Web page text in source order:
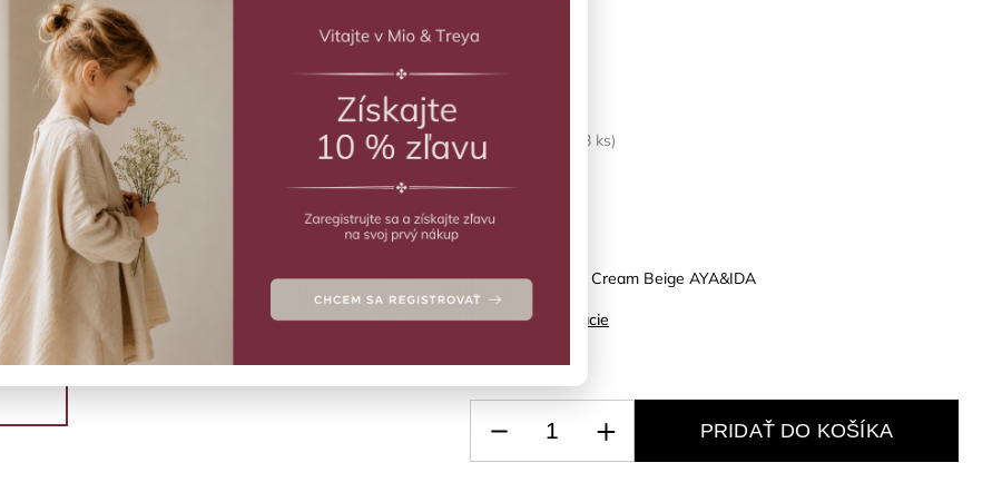
€6
Silikónový držiak Cream Beige AYA&IDA
Detailné informácie
SKLADOM (>3 ks)
PRIDAŤ DO KOŠÍKA